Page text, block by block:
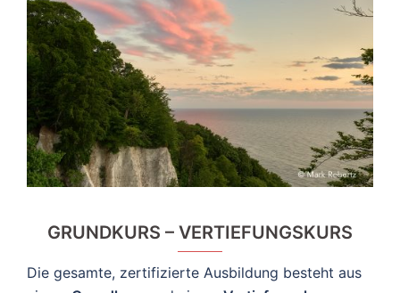
GRUNDKURS – VERTIEFUNGSKURS
Die gesamte, zertifizierte Ausbildung besteht aus